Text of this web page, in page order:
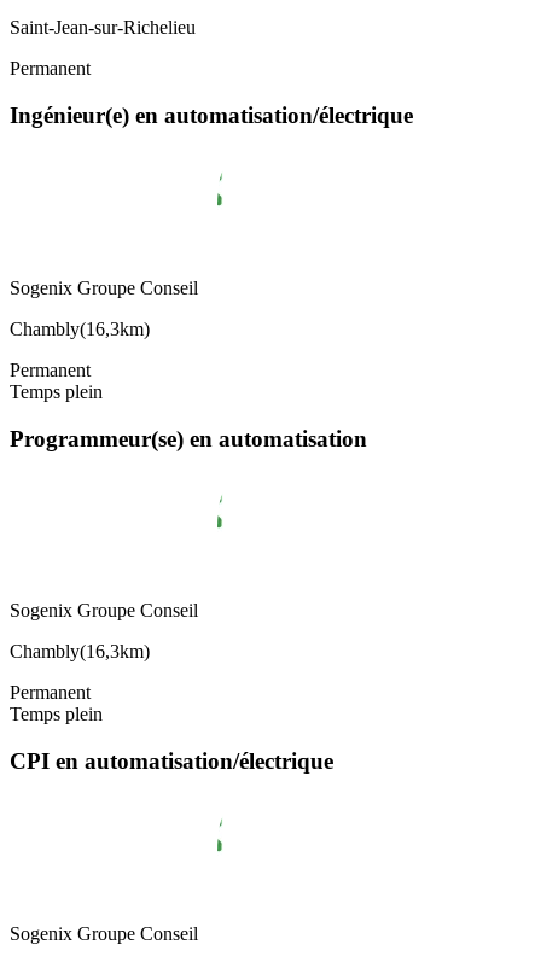
Saint-Jean-sur-Richelieu
Permanent
Ingénieur(e) en automatisation/électrique
Sogenix Groupe Conseil
Chambly(16,3km)
Permanent
Temps plein
Programmeur(se) en automatisation
Sogenix Groupe Conseil
Chambly(16,3km)
Permanent
Temps plein
CPI en automatisation/électrique
Sogenix Groupe Conseil